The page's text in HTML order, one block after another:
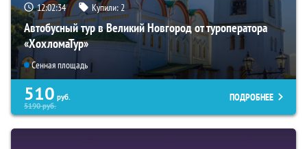
12:02:33 Купили:2
Автобусный тур в Великий Новгород от туроператора
«ХохломаТур»
Сенная площадь
510 руб.
5190руб.
ПОДРОБНЕЕ